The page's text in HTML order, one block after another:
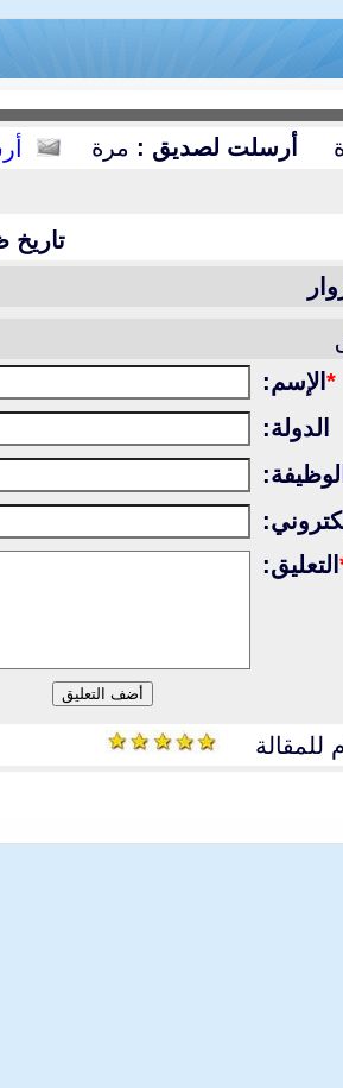
أرسلت لصديق : مرة
تاريخ
* الإسم:
الدولة:
الوظيفة:
التعليق:
للمقالة